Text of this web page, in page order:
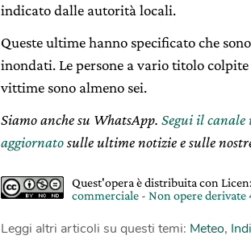
indicato dalle autorità locali.
Queste ultime hanno specificato che
inondati. Le persone a vario titolo
vittime sono almeno sei.
Siamo anche su WhatsApp. Segui il canale
aggiornatosulle ultime notizie e sulle
Quest'opera è distribuita con
commerciale - Non opere
Leggi altri articoli su questi temi: Meteo,